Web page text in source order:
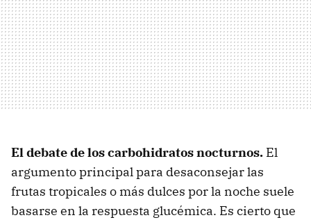
El debate de los carbohidratos nocturnos. El
argumento principal para desaconsejar las
frutas tropicales o más dulces por la noche suele
basarse en la respuesta glucémica. Es cierto que